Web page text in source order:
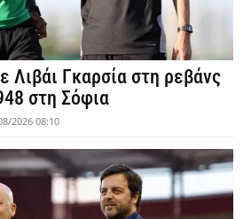
Λιβάι Γκαρσία στη ρεβάνς
στη Σόφια
2026 08:10